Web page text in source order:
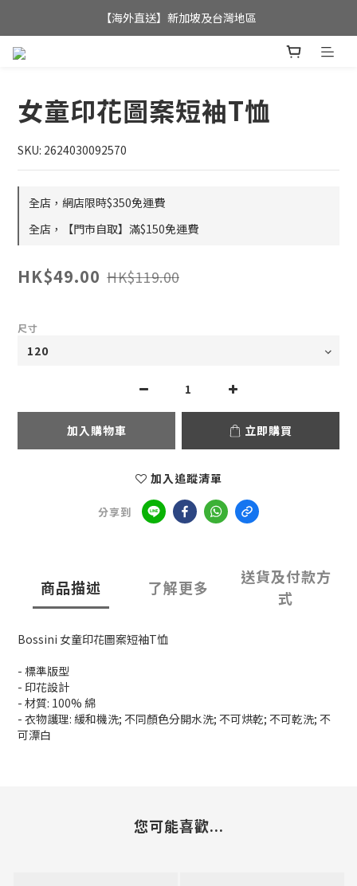
全店滿$350，即可享港澳地區免運費;
【海外直送】新加坡及台灣地區
女童印花圖案短袖T恤
SKU: 2624030092570
全店，網店限時$350免運費
全店，【門市自取】滿$150免運費
HK$49.00 HK$119.00
尺寸
加入購物車 立即購買
加入追蹤清單
分享到
商品描述 了解更多
送貨及付款方
式
Bossini 女童印花圖案短袖T恤
- 標準版型
- 印花設計
- 材質: 100% 綿
- 衣物護理: 緩和機洗; 不同顏色分開水洗; 不可烘乾; 不可乾洗; 不
可漂白
您可能喜歡...